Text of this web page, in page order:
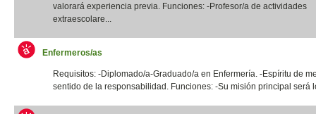
valorará experiencia previa. Funciones: -Profesor/a de actividades
extraescolare...
Enfermeros/as
Requisitos: -Diplomado/a-Graduado/a en Enfermería. -Espíritu de
sentido de la responsabilidad. Funciones: -Su misión principal será